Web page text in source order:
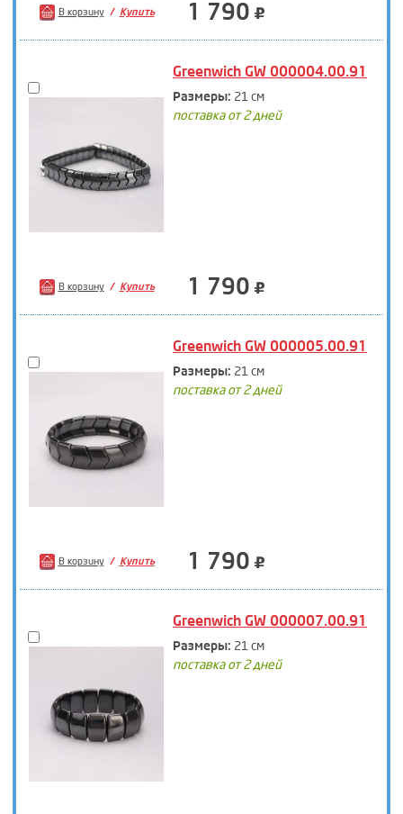
В корзину Купить 1 790
Greenwich GW 000004.00.91
Размеры: 21 см
поставка от 2 дней
В корзину Купить 1 790
Greenwich GW 000005.00.91
Размеры: 21 см
поставка от 2 дней
В корзину Купить 1 790
Greenwich GW 000007.00.91
Размеры: 21 см
поставка от 2 дней